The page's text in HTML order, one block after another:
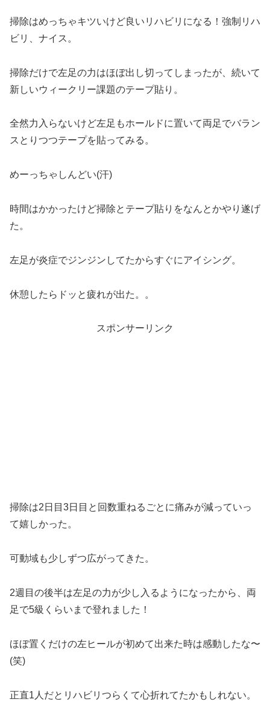
掃除はめっちゃキツいけど良いリハビリになる！強制リハ
ビリ、ナイス。
掃除だけで左足の力はほぼ出し切ってしまったが、続いて
新しいウィークリー課題のテープ貼り。
全然力入らないけど左足もホールドに置いて両足でバラン
スとりつつテープを貼ってみる。
めーっちゃしんどい(汗)
時間はかかったけど掃除とテープ貼りをなんとかやり遂げ
た。
左足が炎症でジンジンしてたからすぐにアイシング。
休憩したらドッと疲れが出た。。
スポンサーリンク
掃除は2日目3日目と回数重ねるごとに痛みが減っていっ
て嬉しかった。
可動域も少しずつ広がってきた。
2週目の後半は左足の力が少し入るようになったから、両
足で5級くらいまで登れました！
ほぼ置くだけの左ヒールが初めて出来た時は感動したな〜
(笑)
正直1人だとリハビリつらくて心折れてたかもしれない。